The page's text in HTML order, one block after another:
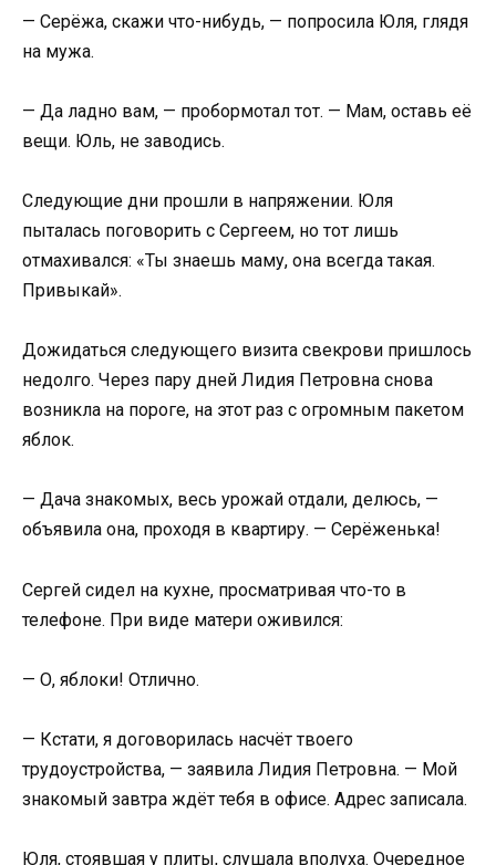
— Серёжа, скажи что-нибудь, — попросила Юля, глядя
на мужа.
— Да ладно вам, — пробормотал тот. — Мам, оставь её
вещи. Юль, не заводись.
Следующие дни прошли в напряжении. Юля
пыталась поговорить с Сергеем, но тот лишь
отмахивался: «Ты знаешь маму, она всегда такая.
Привыкай».
Дожидаться следующего визита свекрови пришлось
недолго. Через пару дней Лидия Петровна снова
возникла на пороге, на этот раз с огромным пакетом
яблок.
— Дача знакомых, весь урожай отдали, делюсь, —
объявила она, проходя в квартиру. — Серёженька!
Сергей сидел на кухне, просматривая что-то в
телефоне. При виде матери оживился:
— О, яблоки! Отлично.
— Кстати, я договорилась насчёт твоего
трудоустройства, — заявила Лидия Петровна. — Мой
знакомый завтра ждёт тебя в офисе. Адрес записала.
Юля, стоявшая у плиты, слушала вполуха. Очередное